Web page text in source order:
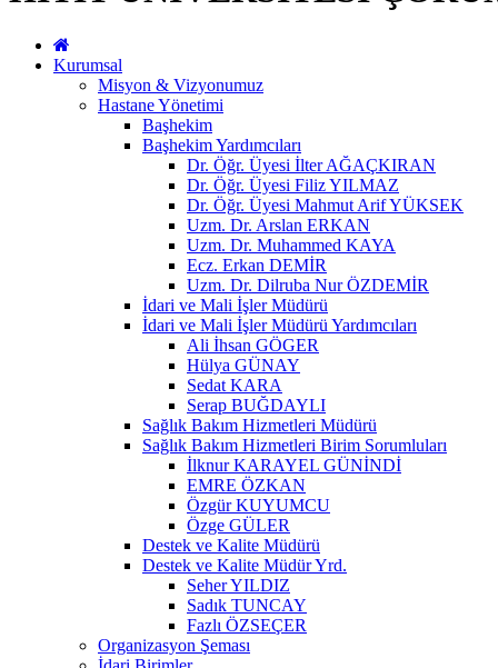
Kurumsal
Misyon & Vizyonumuz
Hastane Yönetimi
Başhekim
Başhekim Yardımcıları
Dr. Öğr. Üyesi İlter AĞAÇKIRAN
Dr. Öğr. Üyesi Filiz YILMAZ
Dr. Öğr. Üyesi Mahmut Arif YÜKSEK
Uzm. Dr. Arslan ERKAN
Uzm. Dr. Muhammed KAYA
Ecz. Erkan DEMİR
Uzm. Dr. Dilruba Nur ÖZDEMİR
İdari ve Mali İşler Müdürü
İdari ve Mali İşler Müdürü Yardımcıları
Ali İhsan GÖGER
Hülya GÜNAY
Sedat KARA
Serap BUĞDAYLI
Sağlık Bakım Hizmetleri Müdürü
Sağlık Bakım Hizmetleri Birim Sorumluları
İlknur KARAYEL GÜNİNDİ
EMRE ÖZKAN
Özgür KUYUMCU
Özge GÜLER
Destek ve Kalite Müdürü
Destek ve Kalite Müdür Yrd.
Seher YILDIZ
Sadık TUNCAY
Fazlı ÖZSEÇER
Organizasyon Şeması